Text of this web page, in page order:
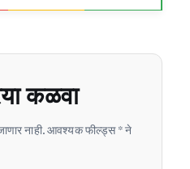
कळवा
नाही. आवश्यक फील्ड्स * ने